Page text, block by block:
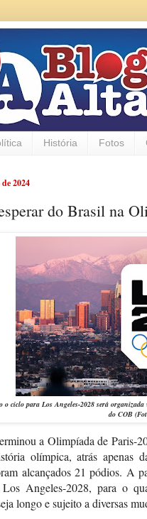
História Fotos
2024
do Brasil na
o ciclo para Los Angeles-2028 será
do COB
a Olimpíada de Paris-
olímpica, atrás apenas
alcançados 21 pódios. A
Angeles-2028, para o
longo e sujeito a diversas